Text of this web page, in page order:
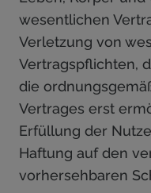
wesentlichen
Verletzung von
Vertragspflichten,
die
Vertrages erst
Erfüllung der
Haftung auf den
vorhersehbaren